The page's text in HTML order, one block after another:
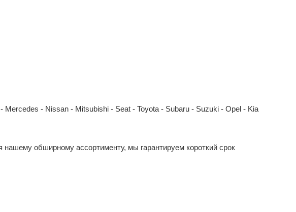
- Nissan - Mitsubishi - Seat - Toyota - Subaru - Suzuki - Opel - Kia
обширному ассортименту, мы гарантируем короткий срок